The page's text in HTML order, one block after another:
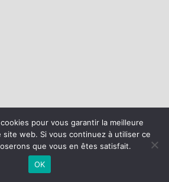
Basket | Site internet réalisé par
MENTIONS LÉGALES
pour vous garantir la meilleure
web. Si vous continuez à utiliser ce
que vous en êtes satisfait.
OK